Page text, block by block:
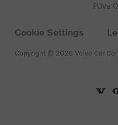
P.Iva
Cookie Settings
Copyright © 2026 Volvo Car